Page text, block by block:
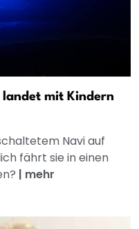
mit Kindern
Navi auf
fährt sie in einen
| mehr